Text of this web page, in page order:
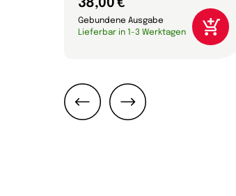
Gebundene Ausgabe
Lieferbar in 1-3 Werktagen